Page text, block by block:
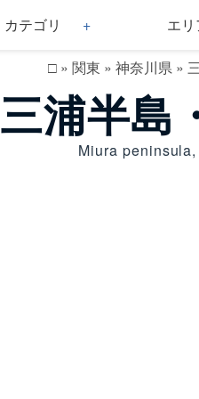
カテゴリ エリ
□» 関東 » 神奈川県»
三浦半島
Miura